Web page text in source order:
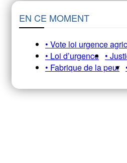
EN CE MOMENT
• Vote loi urgence
• Loi d’urgence •
• Fabrique de la peur